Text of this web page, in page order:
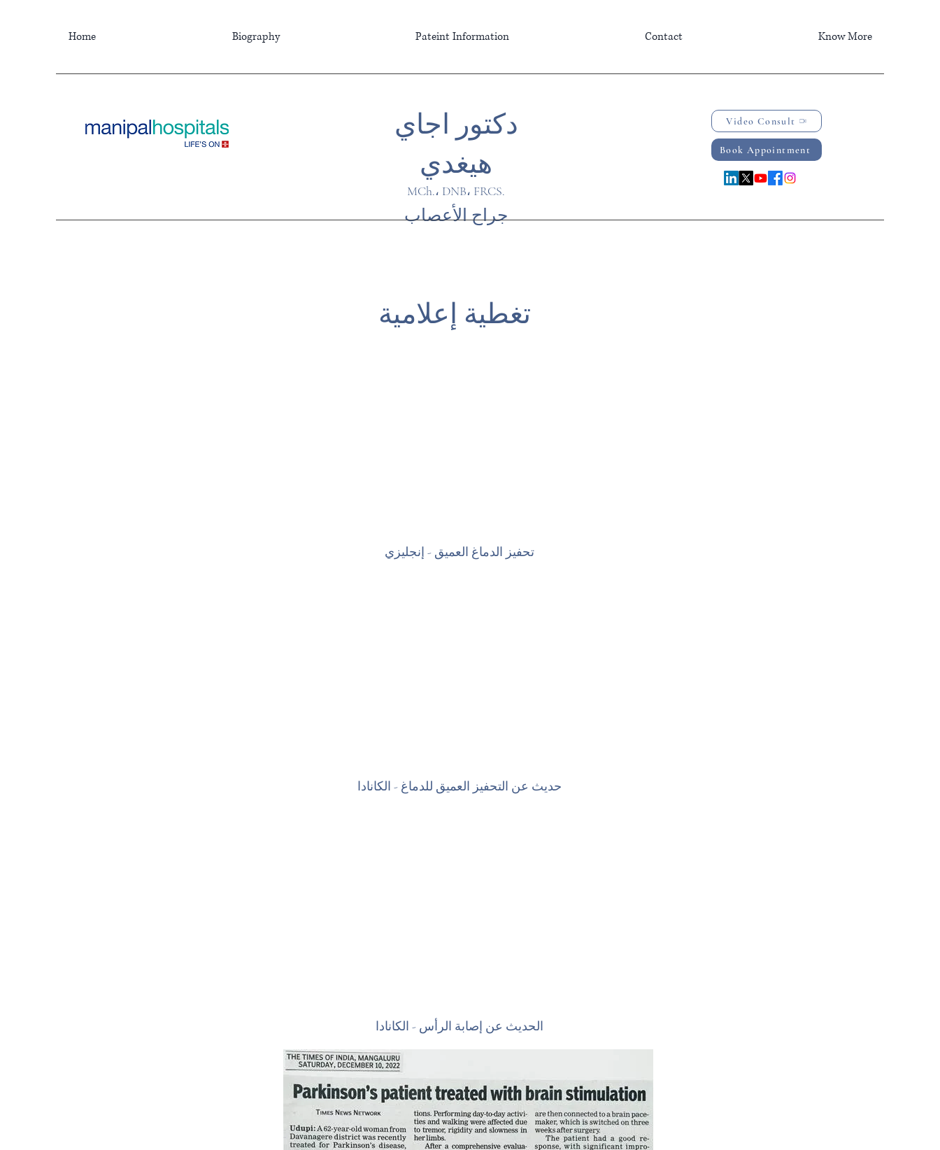
Home Biography Pateint Information Contact Know More
دكتور اجاي
هيغدي
MCh.، DNB، FRCS.
جراح الأعصاب
Video Consult
Book Appointment
تغطية إعلامية
تحفيز الدماغ العميق - إنجليزي
حديث عن التحفيز العميق للدماغ - الكانادا
الحديث عن إصابة الرأس - الكانادا